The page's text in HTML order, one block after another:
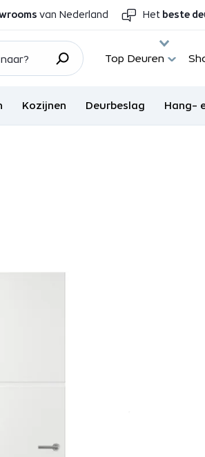
van Nederland Het beste
Top Deuren
Kozijnen Deurbeslag Hang-